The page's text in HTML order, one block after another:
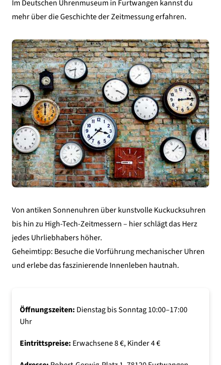
Im Deutschen Uhrenmuseum in Furtwangen kannst du
mehr über die Geschichte der Zeitmessung erfahren.
Von antiken Sonnenuhren über kunstvolle Kuckucksuhren
bis hin zu High-Tech-Zeitmessern – hier schlägt das Herz
jedes Uhrliebhabers höher.
Geheimtipp: Besuche die Vorführung mechanischer Uhren
und erlebe das faszinierende Innenleben hautnah.
Öffnungszeiten: Dienstag bis Sonntag 10:00–17:00
Uhr
Eintrittspreise: Erwachsene 8 €, Kinder 4 €